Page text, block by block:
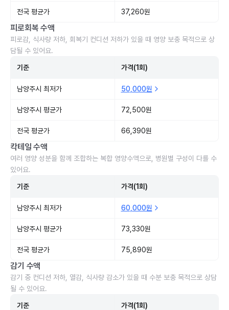
전국 평균가 37,260원
피로회복 수액
피로감, 식사량 저하, 회복기 컨디션 저하가 있을 때 영양 보충 목적으로 상
담될 수 있어요.
기준 가격(1회)
남양주시 최저가 50,000원
남양주시 평균가 72,500원
전국 평균가 66,390원
칵테일 수액
여러 영양 성분을 함께 조합하는 복합 영양수액으로, 병원별 구성이 다를 수
있어요.
기준 가격(1회)
남양주시 최저가 60,000원
남양주시 평균가 73,330원
전국 평균가 75,890원
감기 수액
감기 중 컨디션 저하, 열감, 식사량 감소가 있을 때 수분 보충 목적으로 상담
될 수 있어요.
기준 가격(1회)